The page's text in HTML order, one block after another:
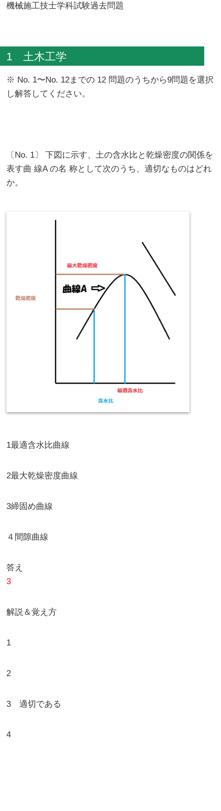
機械施工技士学科試験過去問題
1 土木工学
※ No. 1〜No. 12までの 12 問題のうちから9問題を選択
し解答してください。
〔No. 1〕 下図に示す、土の含水比と乾燥密度の関係を
表す曲 線A の名 称として次のうち、適切なものはどれ
か。
1最適含水比曲線
2最大乾燥密度曲線
3締固め曲線
４間隙曲線
答え
3
解説＆覚え方
1
2
3 適切である
4